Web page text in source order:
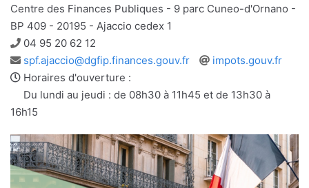
Centre des Finances Publiques - 9 parc Cuneo-d'Ornano -
BP 409 - 20195 - Ajaccio cedex 1
Téléphone
04 95 20 62 12
Adresse
e-
mail
spf.ajaccio@dgfip.finances.gouv.fr
Site
impots.gouv.fr
Horaires d'ouverture :
Du lundi au jeudi : de 08h30 à 11h45 et de 13h30 à
16h15